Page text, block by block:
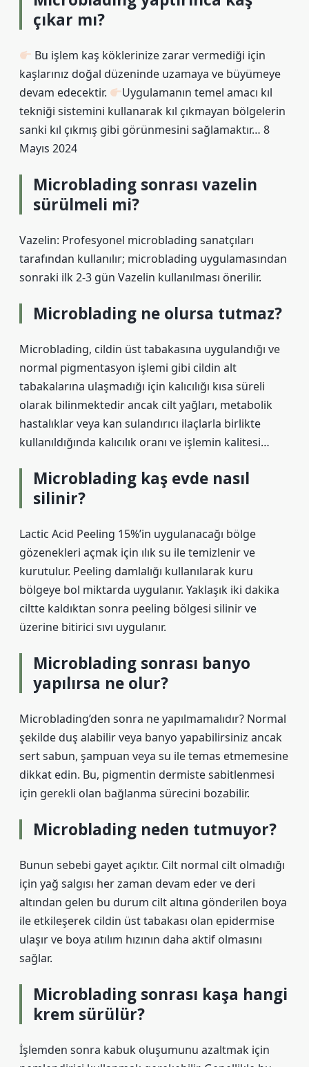
çıkar mı?
Bu işlem kaş köklerinize zarar vermediği için
kaşlarınız doğal düzeninde uzamaya ve büyümeye
devam edecektir.
Uygulamanın temel amacı kıl
tekniği sistemini kullanarak kıl çıkmayan bölgelerin
sanki kıl çıkmış gibi görünmesini sağlamaktır… 8
Mayıs 2024
Microblading sonrası vazelin
sürülmeli mi?
Vazelin: Profesyonel microblading sanatçıları
tarafından kullanılır; microblading uygulamasından
sonraki ilk 2-3 gün Vazelin kullanılması önerilir.
Microblading ne olursa tutmaz?
Microblading, cildin üst tabakasına uygulandığı ve
normal pigmentasyon işlemi gibi cildin alt
tabakalarına ulaşmadığı için kalıcılığı kısa süreli
olarak bilinmektedir ancak cilt yağları, metabolik
hastalıklar veya kan sulandırıcı ilaçlarla birlikte
kullanıldığında kalıcılık oranı ve işlemin kalitesi…
Microblading kaş evde nasıl
silinir?
Lactic Acid Peeling 15%’in uygulanacağı bölge
gözenekleri açmak için ılık su ile temizlenir ve
kurutulur. Peeling damlalığı kullanılarak kuru
bölgeye bol miktarda uygulanır. Yaklaşık iki dakika
ciltte kaldıktan sonra peeling bölgesi silinir ve
üzerine bitirici sıvı uygulanır.
Microblading sonrası banyo
yapılırsa ne olur?
Microblading’den sonra ne yapılmamalıdır? Normal
şekilde duş alabilir veya banyo yapabilirsiniz ancak
sert sabun, şampuan veya su ile temas etmemesine
dikkat edin. Bu, pigmentin dermiste sabitlenmesi
için gerekli olan bağlanma sürecini bozabilir.
Microblading neden tutmuyor?
Bunun sebebi gayet açıktır. Cilt normal cilt olmadığı
için yağ salgısı her zaman devam eder ve deri
altından gelen bu durum cilt altına gönderilen boya
ile etkileşerek cildin üst tabakası olan epidermise
ulaşır ve boya atılım hızının daha aktif olmasını
sağlar.
Microblading sonrası kaşa hangi
krem sürülür?
İşlemden sonra kabuk oluşumunu azaltmak için